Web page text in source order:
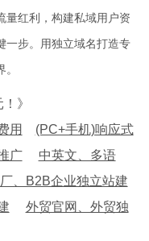
量红利，构建私域用户资
一步。用独立域名打造专
》
用
(PC+手机)响应式
广
中英文、多语
、B2B企业独立站建
外贸官网、外贸独